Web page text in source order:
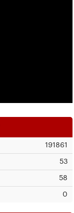
191861
53
58
0